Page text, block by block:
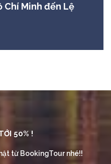
Chí Minh đến Lệ
50% !
từ BookingTour nhé!!